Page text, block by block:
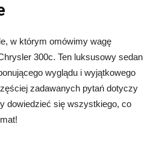
w którym omówimy wagę
300c. Ten luksusowy sedan
wyglądu i wyjątkowego
zadawanych pytań dotyczy
dowiedzieć się wszystkiego, co